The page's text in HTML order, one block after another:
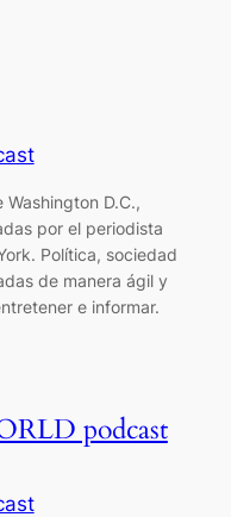
D.C.,
por el periodista
Política, sociedad
de manera ágil y
e informar.
podcast